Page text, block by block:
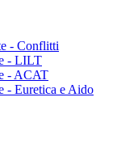
- Conflitti
- LILT
- ACAT
- Euretica e Aido